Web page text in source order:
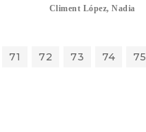
Climent López, Nadia
71 72 73 74 75